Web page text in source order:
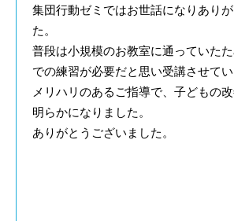
集団行動ゼミではお世話になりあり
た。
普段は小規模のお教室に通っていた
での練習が必要だと思い受講させてい
メリハリのあるご指導で、子どもの
明らかになりました。
ありがとうございました。